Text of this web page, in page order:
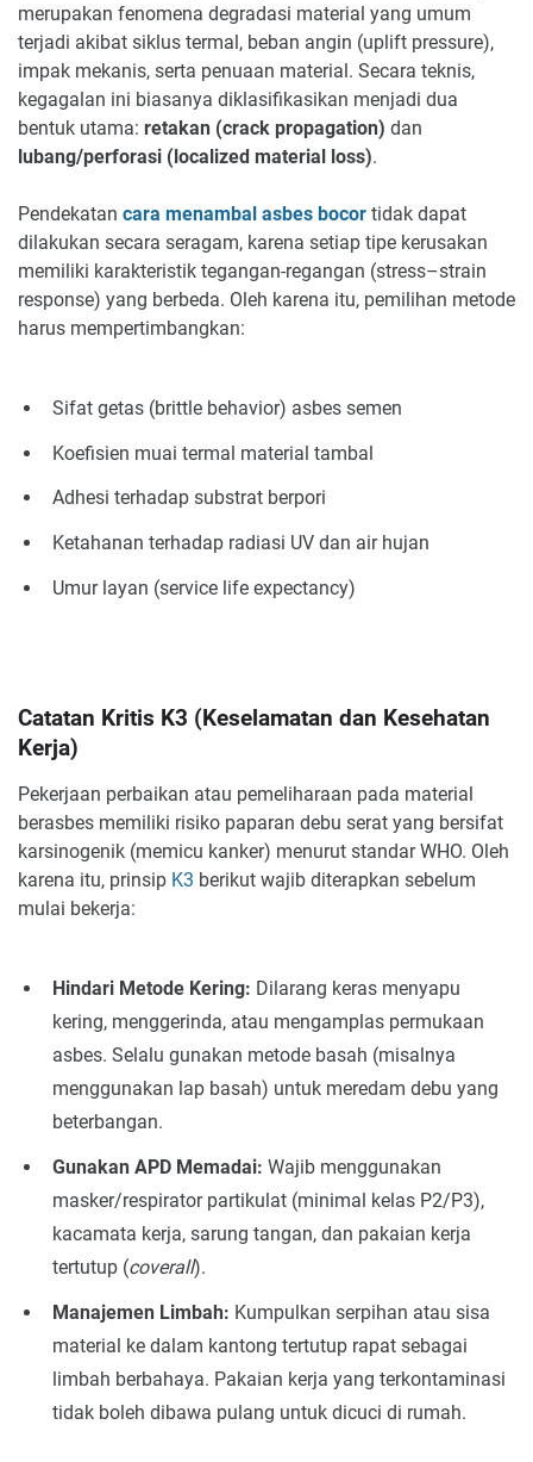
merupakan fenomena degradasi material yang umum
terjadi akibat siklus termal, beban angin (uplift pressure),
impak mekanis, serta penuaan material. Secara teknis,
kegagalan ini biasanya diklasifikasikan menjadi dua
bentuk utama: retakan (crack propagation) dan
lubang/perforasi (localized material loss).
Pendekatan cara menambal asbes bocor tidak dapat
dilakukan secara seragam, karena setiap tipe kerusakan
memiliki karakteristik tegangan-regangan (stress–strain
response) yang berbeda. Oleh karena itu, pemilihan metode
harus mempertimbangkan:
Sifat getas (brittle behavior) asbes semen
Koefisien muai termal material tambal
Adhesi terhadap substrat berpori
Ketahanan terhadap radiasi UV dan air hujan
Umur layan (service life expectancy)
Catatan Kritis K3 (Keselamatan dan Kesehatan
Kerja)
Pekerjaan perbaikan atau pemeliharaan pada material
berasbes memiliki risiko paparan debu serat yang bersifat
karsinogenik (memicu kanker) menurut standar WHO. Oleh
karena itu, prinsip K3 berikut wajib diterapkan sebelum
mulai bekerja:
Hindari Metode Kering: Dilarang keras menyapu
kering, menggerinda, atau mengamplas permukaan
asbes. Selalu gunakan metode basah (misalnya
menggunakan lap basah) untuk meredam debu yang
beterbangan.
Gunakan APD Memadai: Wajib menggunakan
masker/respirator partikulat (minimal kelas P2/P3),
kacamata kerja, sarung tangan, dan pakaian kerja
tertutup (coverall).
Manajemen Limbah: Kumpulkan serpihan atau sisa
material ke dalam kantong tertutup rapat sebagai
limbah berbahaya. Pakaian kerja yang terkontaminasi
tidak boleh dibawa pulang untuk dicuci di rumah.